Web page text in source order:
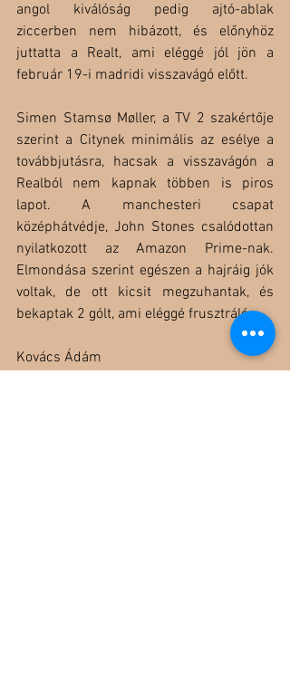
angol kiválóság pedig ajtó-ablak
ziccerben nem hibázott, és előnyhöz
juttatta a Realt, ami eléggé jól jön a
február 19-i madridi visszavágó előtt.
Simen Stamsø Møller, a TV 2 szakértője
szerint a Citynek minimális az esélye a
továbbjutásra, hacsak a visszavágón a
Realból nem kapnak többen is piros
lapot. A manchesteri csapat
középhátvédje, John Stones csalódottan
nyilatkozott az Amazon Prime-nak.
Elmondása szerint egészen a hajráig jók
voltak, de ott kicsit megzuhantak, és
bekaptak 2 gólt, ami eléggé frusztráló.
Kovács Ádám